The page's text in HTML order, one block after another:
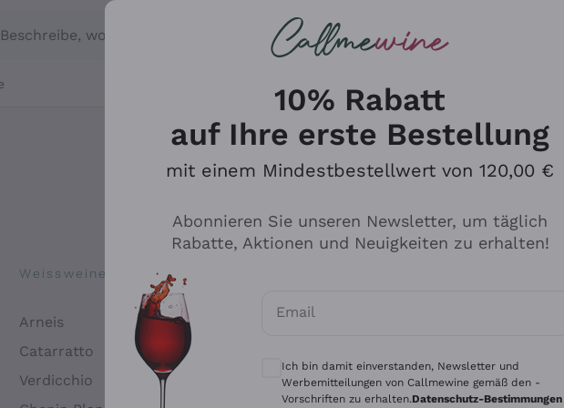
Beschreibe, wonach du suchst
Weissweine
Arneis
Catarratto
Verdicchio
Tenuta San Leonardo
Alessandra Divella
Für
10% Rabatt
auf Ihre erste Bestellung
mit einem Mindestbestellwert von 120,00 €
Abonnieren Sie unseren Newsletter, um täglich
Rabatte, Aktionen und Neuigkeiten zu erhalten!
Email
Optionale Einwilligungen zum Erhalt von
Ich bin damit einverstanden, Newsletter und
Werbemitteilungen von Callmewine gemäß den -
Vorschriften zu erhalten.Datenschutz-Bestimmungen